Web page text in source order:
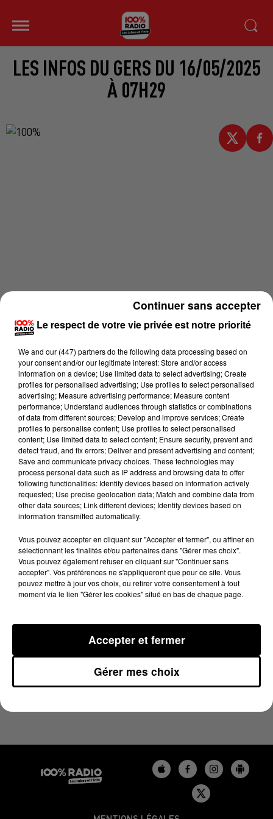
LES INFOS DU GERS DU 16/05/2025
À 07H29
Lecture (4 min 19 sec)
100%
16 mai 2025 - 4 min 19 sec
LES INFOS DU GERS DU 16/05/2025 À 07H29
Le respect de votre vie privée est notre priorité
We and our (447) partnersdo the following data processing based on
your consent and/or our legitimate interest: Store and/or access
information on a device; Use limited data to select advertising; Create
profiles for personalised advertising; Use profiles to select personalised
advertising; Measure advertising performance; Measure content
performance; Understand audiences through statistics or combinations
of data from different sources; Develop and improve services; Create
profiles to personalise content; Use profiles to select personalised
content; Use limited data to select content; Ensure security, prevent and
detect fraud, and fix errors; Deliver and present advertising and content;
Save and communicate privacy choices. These technologies may
process personal data such as IP address and browsing data to offer
following functionalities: Identify devices based on information actively
requested; Use precise geolocation data; Match and combine data from
other data sources; Link different devices; Identify devices based on
information transmitted automatically.
Vous pouvez accepter en cliquant sur "Accepter et fermer", ou affiner en
sélectionnant les finalités et/ou partenaires dans "Gérer mes choix".
Vous pouvez également refuser en cliquant sur "Continuer sans
accepter". Vos préférences ne s'appliqueront que pour ce site. Vous
pouvez mettre à jour vos choix, ou retirer votre consentement à tout
moment via le lien "Gérer les cookies" situé en bas de chaque page.
Gérer mes choix
Accepter et fermer
Continuer sans accepter